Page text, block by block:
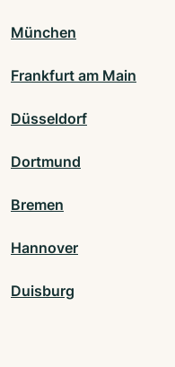
München
Frankfurt am Main
Düsseldorf
Dortmund
Bremen
Hannover
Duisburg